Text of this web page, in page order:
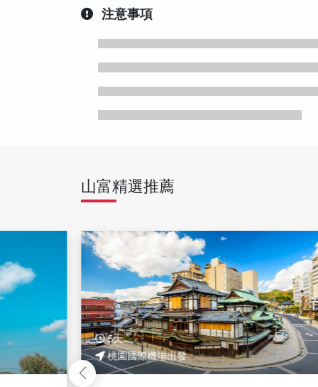
注意事項
山富精選推薦
5天
桃園國際機場出發